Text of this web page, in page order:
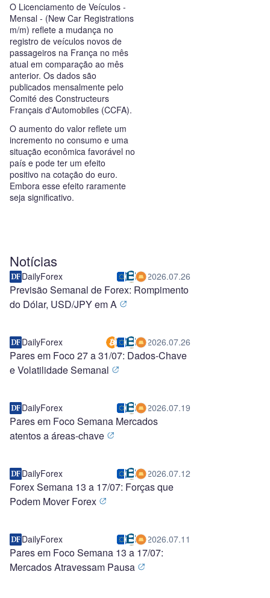
O Licenciamento de Veículos -
Mensal - (New Car Registrations
m/m) reflete a mudança no
registro de veículos novos de
passageiros na França no mês
atual em comparação ao mês
anterior. Os dados são
publicados mensalmente pelo
Comité des Constructeurs
Français d'Automobiles (CCFA).
O aumento do valor reflete um
incremento no consumo e uma
situação econômica favorável no
país e pode ter um efeito
positivo na cotação do euro.
Embora esse efeito raramente
seja significativo.
Notícias
DailyForex 2026.07.26
Previsão Semanal de Forex: Rompimento
do Dólar, USD/JPY em A
DailyForex 2026.07.26
Pares em Foco 27 a 31/07: Dados-Chave
e Volatilidade Semanal
DailyForex 2026.07.19
Pares em Foco Semana Mercados
atentos a áreas-chave
DailyForex 2026.07.12
Forex Semana 13 a 17/07: Forças que
Podem Mover Forex
DailyForex 2026.07.11
Pares em Foco Semana 13 a 17/07:
Mercados Atravessam Pausa